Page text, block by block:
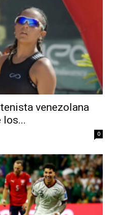
venezolana
los...
0